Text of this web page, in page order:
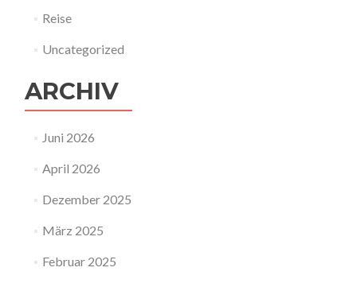
Reise
Uncategorized
ARCHIV
Juni 2026
April 2026
Dezember 2025
März 2025
Februar 2025